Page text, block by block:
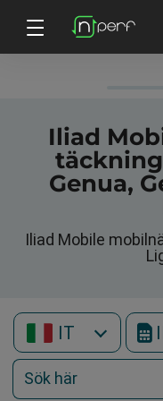
Iliad
Genua,
Iliad Mobile
IT